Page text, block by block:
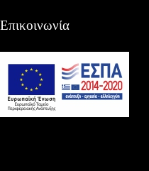
Επικοινωνία